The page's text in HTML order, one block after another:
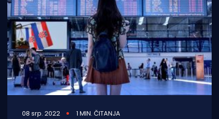
08 srp. 2022 1 MIN. ČITANJA